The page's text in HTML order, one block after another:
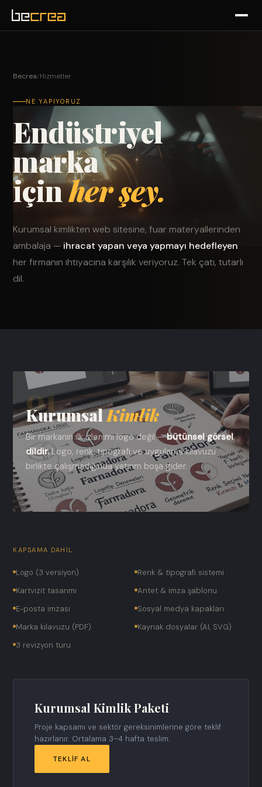
Becrea/Hizmetler
NE YAPIYORUZ
Endüstriyel
marka
içinher şey.
Kurumsal kimlikten web sitesine, fuar materyallerinden
ambalaja — ihracat yapan veya yapmayı hedefleyen
her firmanın ihtiyacına karşılık veriyoruz. Tek çatı, tutarlı
dil.
01
KurumsalKimlik
Bir markanın ilk izlenimi logo değil —bütünsel görsel
dildir.Logo, renk, tipografi ve uygulama kılavuzu
birlikte çalışmadığında yatırım boşa gider.
KAPSAMA DAHIL
Logo (3 versiyon)
Renk & tipografi sistemi
Kartvizit tasarımı
Antet & imza şablonu
E-posta imzası
Sosyal medya kapakları
Marka kılavuzu (PDF)
Kaynak dosyalar (AI, SVG)
3 revizyon turu
Kurumsal Kimlik Paketi
Proje kapsamı ve sektör gereksinimlerine göre teklif
hazırlanır. Ortalama 3–4 hafta teslim.
TEKLIF AL